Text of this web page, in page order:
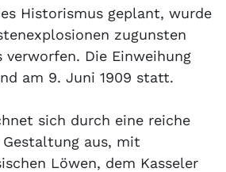
Historismus geplant, wurde
zugunsten
verworfen. Die Einweihung
am 9. Juni 1909 statt.
sich durch eine reiche
aus, mit
Löwen, dem Kasseler